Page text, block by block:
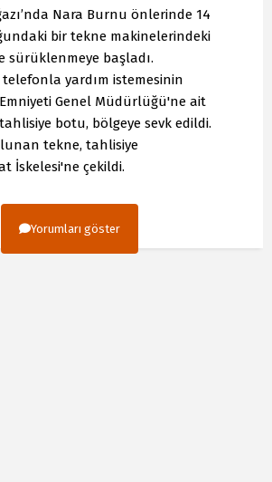
Nara Burnu önlerinde 14
bir tekne makinelerindeki
sürüklenmeye başladı.
yardım istemesinin
Emniyeti Genel Müdürlüğü'ne ait
tahlisiye botu, bölgeye sevk edildi.
tekne, tahlisiye
İskelesi'ne çekildi.
Yorumları göster